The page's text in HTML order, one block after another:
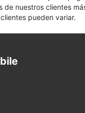
de nuestros clientes
pueden variar.